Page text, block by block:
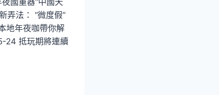
弄法： “微度假”
地年夜咖帶你解
24 抵玩期將連續